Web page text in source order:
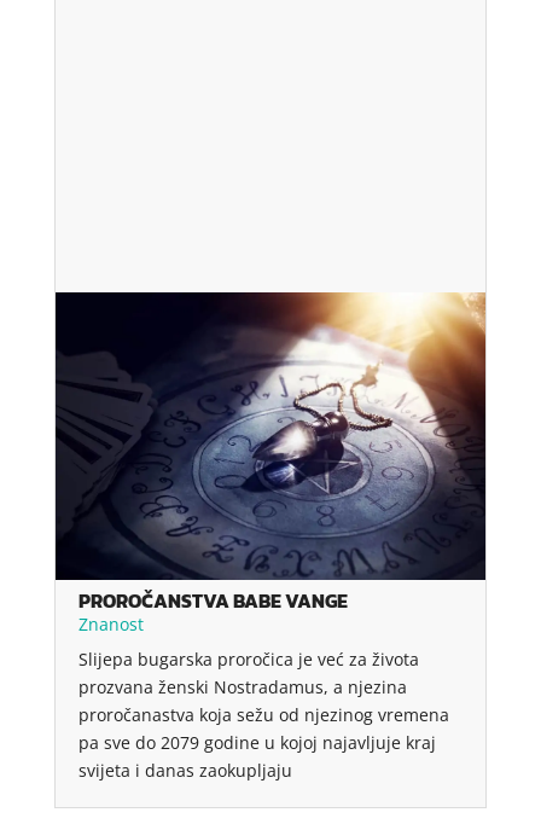
PROROČANSTVA BABE VANGE
Znanost
Slijepa bugarska proročica je već za života
prozvana ženski Nostradamus, a njezina
proročanastva koja sežu od njezinog vremena
pa sve do 2079 godine u kojoj najavljuje kraj
svijeta i danas zaokupljaju